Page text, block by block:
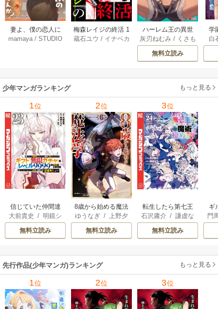
妻よ、僕の恋人に
なってくれません
mamaya /STUDIO
梅森レイジの終活 1
3巻
蔵石ユウ / イナベカ
ハーレム王の異世
界プレス漫遊記 ～
最強無双のおじさ
んはあらゆる種族
ミック） 6巻
灰刃ねむみ / くさも
ち
無料立読み
学
ア
（
白
少年マンガランキング もっと見る
1位
信じていた仲間達
にダンジョン奥地
で殺されかけたが
ギフト『無限ガチ
の仲間達を手に入
れて元パーティー
メンバーと世界に
復讐＆『ざま
ぁ！』します！
大前貴史 / 明鏡シ
スイ/tef
無料立読み
2位
8歳から始める魔法
学
ゆうなぎ /
上野夕
陽/乃希
無料立読み
3位
転生したら第七王
子だったので、気
ままに魔術を極め
ます
石沢庸介 /謙虚な
サークル/メル。
無料立読み
ギ
門
先行作品(少年マンガ)ランキング もっと見る
1位 2位 3位